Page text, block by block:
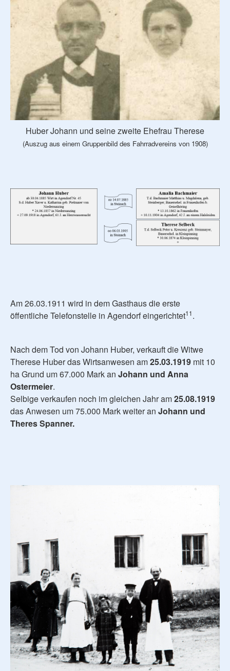
Huber Johann und seine zweite Ehefrau Therese
(Auszug aus einem Gruppenbild des Fahrradvereins von 1908)
Am 26.03.1911 wird in dem Gasthaus die erste
öffentliche Telefonstelle in Agendorf eingerichtet11.
Nach dem Tod von Johann Huber, verkauft die Witwe
Therese Huber das Wirtsanwesen am25.03.1919 mit 10
ha Grund um 67.000 Mark an Johann und Anna
Ostermeier.
Selbige verkaufen noch im gleichen Jahr am25.08.1919
das Anwesen um 75.000 Mark weiter an Johann und
Theres Spanner.